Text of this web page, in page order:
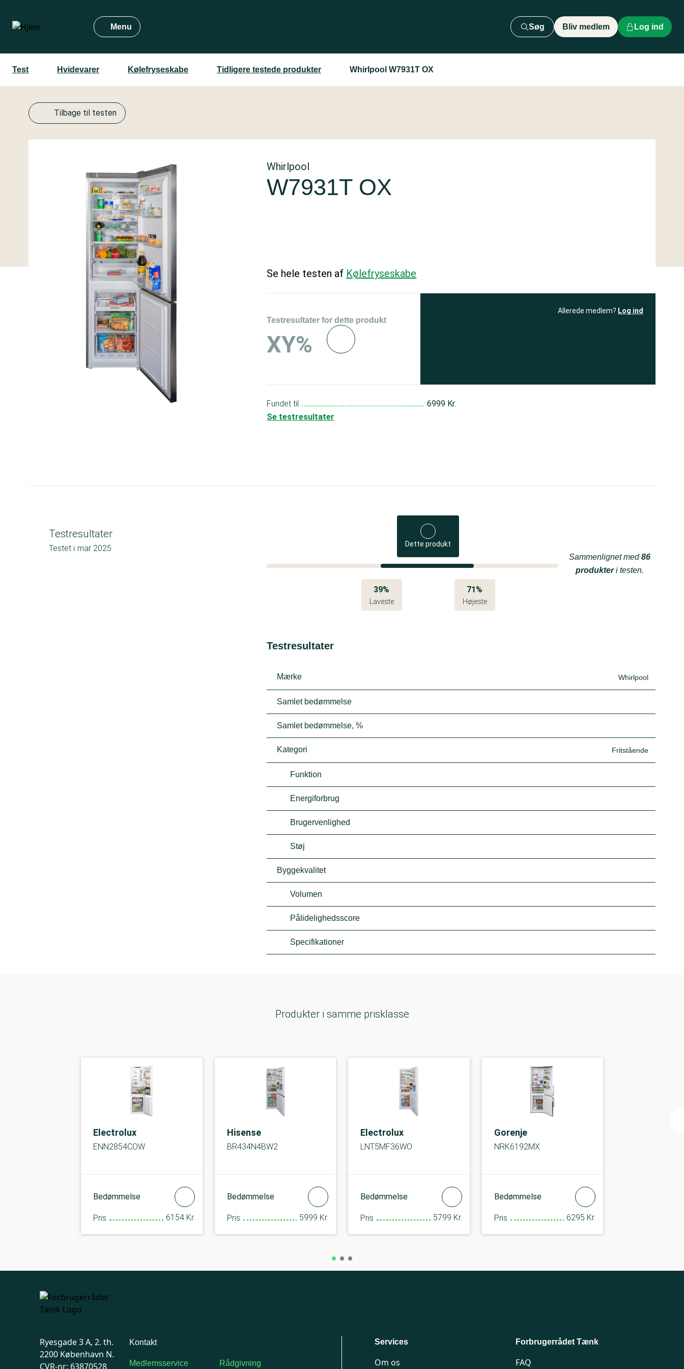
hovedindhold
Menu Søg Bliv medlem Log ind
Test Hvidevarer Kølefryseskabe Tidligere testede produkter Whirlpool W7931T OX
Tilbage til testen
Whirlpool
W7931T OX
Se hele testen af Kølefryseskabe
Testresultater for dette produkt
XY%
Allerede medlem? Log ind
Fundet til
6999 Kr.
Se testresultater
Testresultater
Testet i mar 2025 Dette produkt
39%
Laveste
71%
Højeste
Sammenlignet med86
produkteri testen.
Testresultater
Mærke Whirlpool
Samlet bedømmelse
Samlet bedømmelse, %
Kategori Fritstående
Funktion
Energiforbrug
Brugervenlighed
Støj
Byggekvalitet
Volumen
Pålidelighedsscore
Specifikationer
Produkter i samme prisklasse
Electrolux
ENN2854COW
Bedømmelse
Pris 6154 Kr.
Hisense
BR434N4BW2
Bedømmelse
Pris 5999 Kr.
Electrolux
LNT5MF36WO
Bedømmelse
Pris 5799 Kr.
Gorenje
NRK6192MX
Bedømmelse
Pris 6295 Kr.
Ryesgade 3 A, 2. th.
2200 København N.
CVR-nr: 63870528
Kontakt
Medlemsservice Rådgivning
Services
Om os
Forbrugerrådet Tænk
FAQ